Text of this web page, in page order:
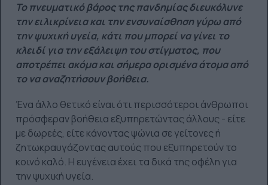
Το πνευματικό βάρος της πανδημίας διευκόλυνε
την ειλικρίνεια και την ενσυναίσθηση γύρω από
την ψυχική υγεία, κάτι που μπορεί να γίνει το
κλειδί για την εξάλειψη του στίγματος, που
αποτρέπει ακόμα και σήμερα ορισμένα άτομα από
το να αναζητήσουν βοήθεια.
Ένα άλλο θετικό είναι ότι περισσότεροι άνθρωποι
πρόσφεραν βοήθεια εξυπηρετώντας άλλους - είτε
με δωρεές, είτε κάνοντας ψώνια σε γείτονες ή
ζητωκραυγάζοντας αυτούς που εξυπηρετούν το
κοινό καλό. Η ευγένεια έχει τα δικά της οφέλη για
την ψυχική υγεία.